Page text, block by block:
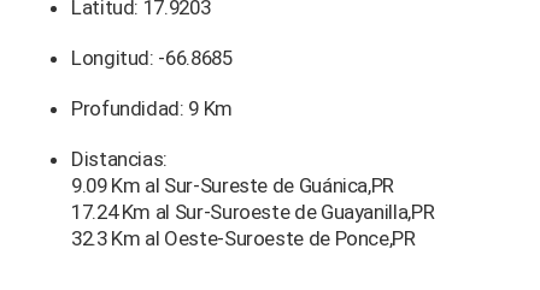
Latitud: 17.9203
Longitud: -66.8685
Profundidad: 9 Km
Distancias:
9.09 Km al Sur-Sureste de Guánica,PR
17.24 Km al Sur-Suroeste de Guayanilla,PR
32.3 Km al Oeste-Suroeste de Ponce,PR